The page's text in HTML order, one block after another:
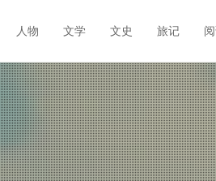
人物 文学 文史 旅记